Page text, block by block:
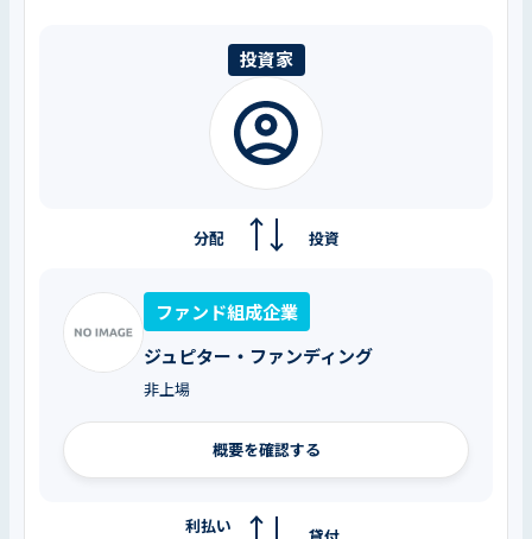
投資家
投資
分配
ファンド組成企業
ジュピター・ファンディング
非上場
概要を確認する
利払い